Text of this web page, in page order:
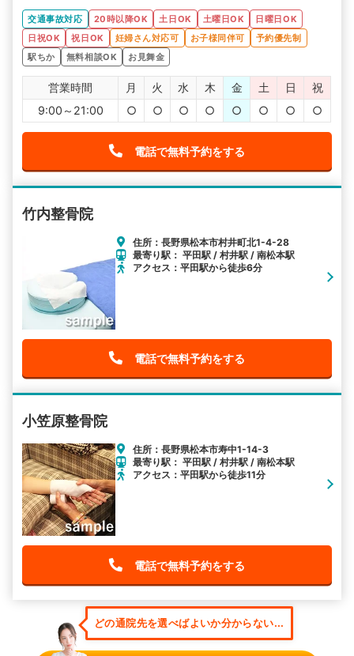
交通事故対応
20時以降OK 土日OK 土曜日OK
日曜日OK
日祝OK
祝日OK 妊婦さん対応可 お子様同伴可
予約優先制
駅ちか
無料相談OK お見舞金
営業時間 月 火 水 木 金 土 日
祝
9:00～21:00
○ ○ ○ ○ ○ ○ ○ ○
電話で無料予約をする
竹内整骨院
住所：長野県松本市村井町北1-4-28
最寄り駅： 平田駅 / 村井駅 / 南松本駅
アクセス：平田駅から徒歩6分
電話で無料予約をする
小笠原整骨院
住所：長野県松本市寿中1-14-3
最寄り駅： 平田駅 / 村井駅 / 南松本駅
アクセス：平田駅から徒歩11分
電話で無料予約をする
どの通院先を選べばよいか分からない...